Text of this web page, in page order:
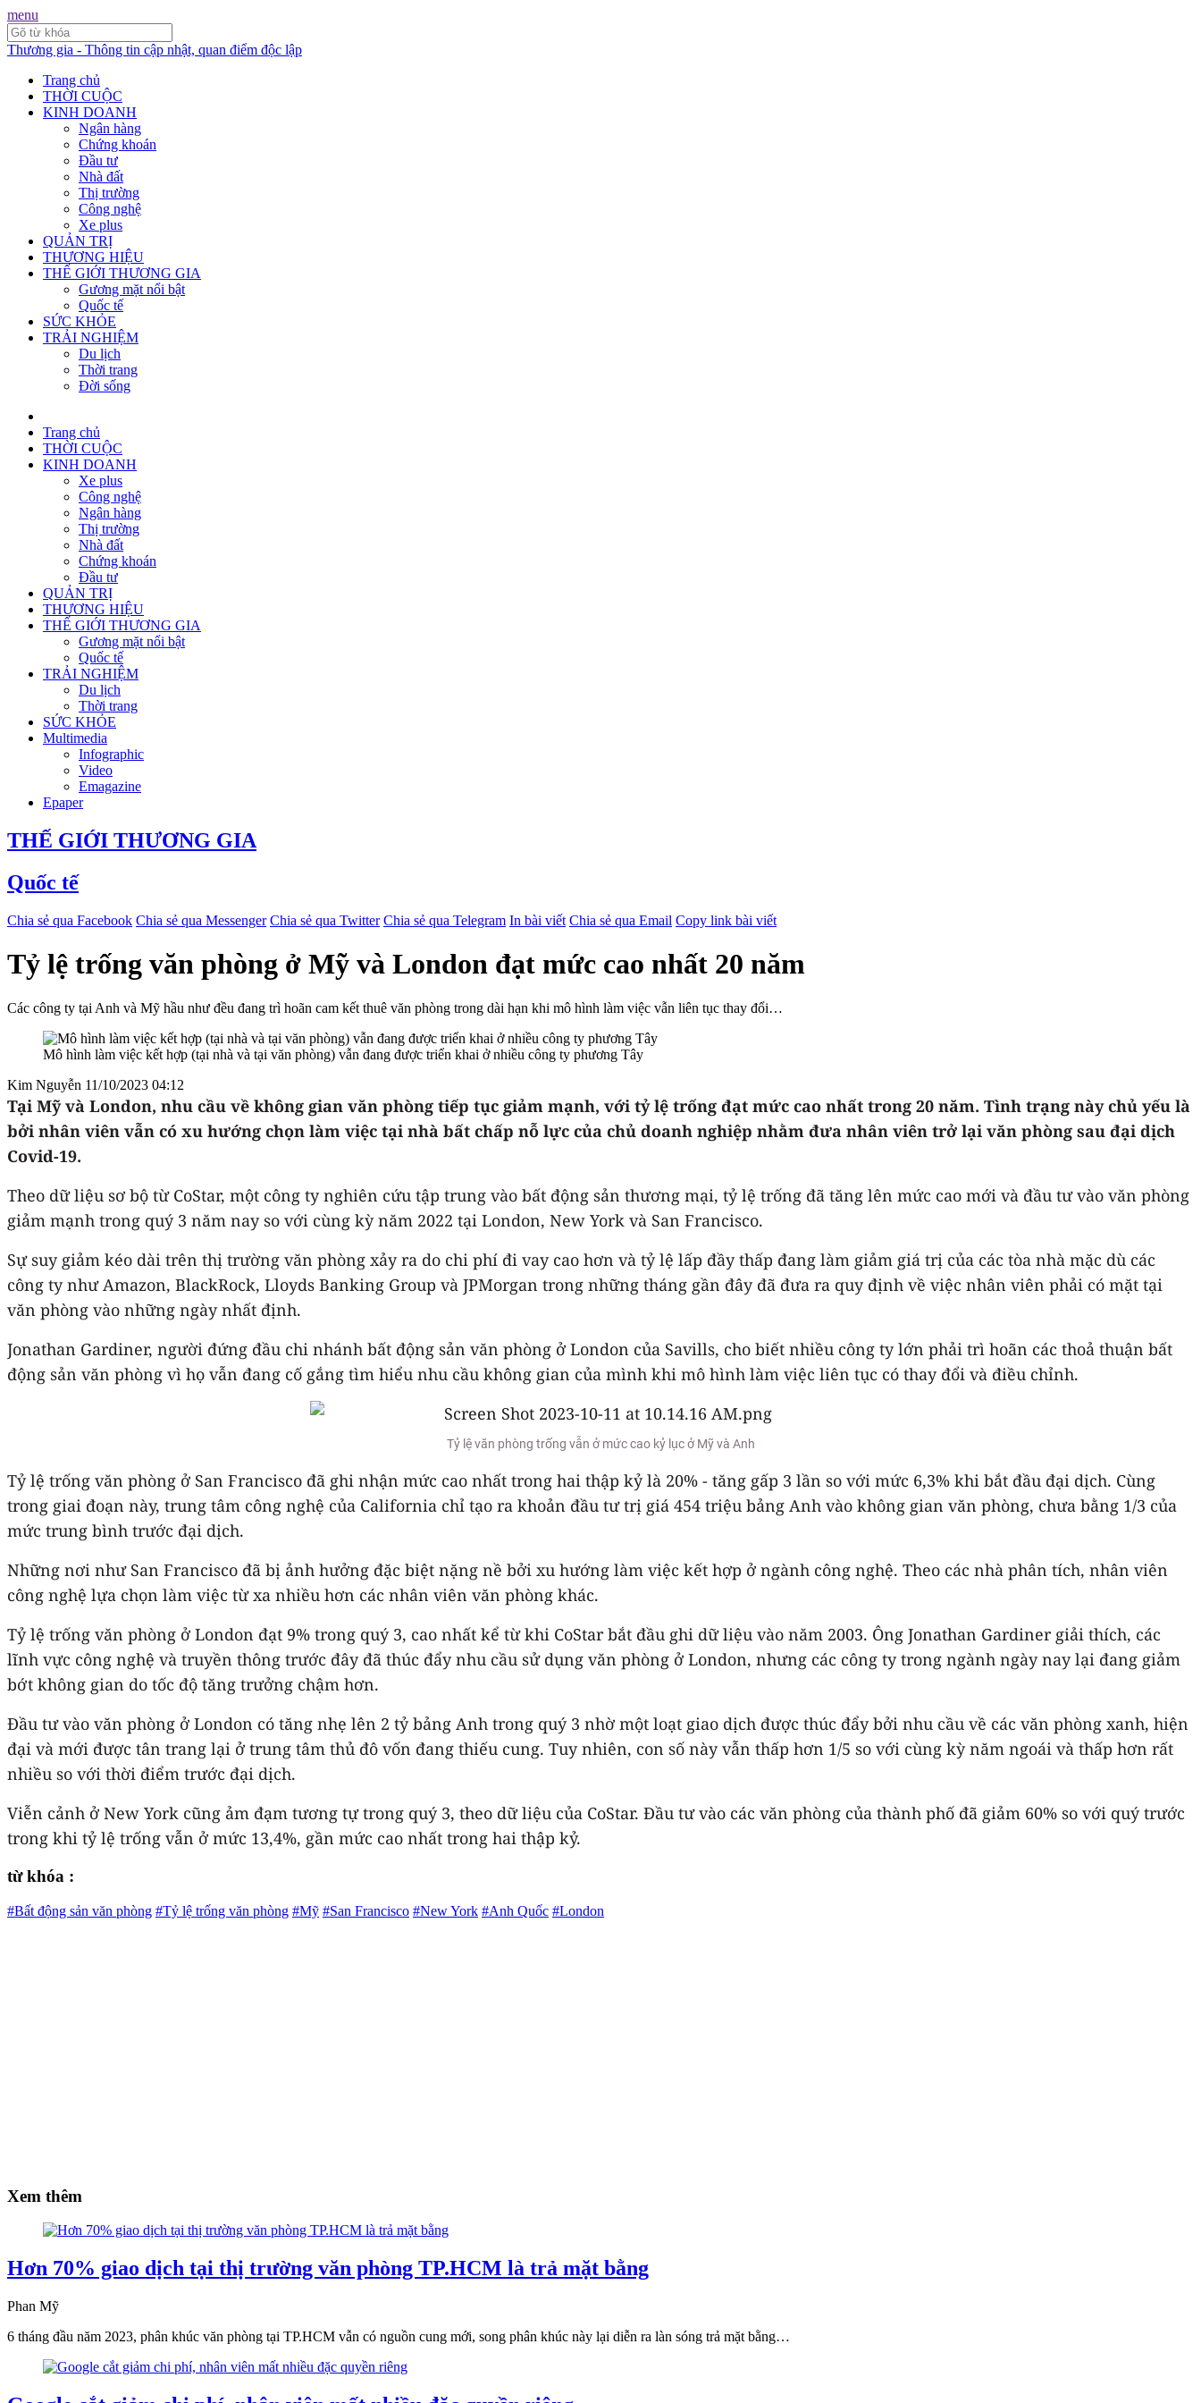
menu
Thương gia - Thông tin cập nhật, quan điểm độc lập
Trang chủ
THỜI CUỘC
KINH DOANH
Ngân hàng
Chứng khoán
Đầu tư
Nhà đất
Thị trường
Công nghệ
Xe plus
QUẢN TRỊ
THƯƠNG HIỆU
THẾ GIỚI THƯƠNG GIA
Gương mặt nổi bật
Quốc tế
SỨC KHỎE
TRẢI NGHIỆM
Du lịch
Thời trang
Đời sống
Trang chủ
THỜI CUỘC
KINH DOANH
Xe plus
Công nghệ
Ngân hàng
Thị trường
Nhà đất
Chứng khoán
Đầu tư
QUẢN TRỊ
THƯƠNG HIỆU
THẾ GIỚI THƯƠNG GIA
Gương mặt nổi bật
Quốc tế
TRẢI NGHIỆM
Du lịch
Thời trang
SỨC KHỎE
Multimedia
Infographic
Video
Emagazine
Epaper
THẾ GIỚI THƯƠNG GIA
Quốc tế
Chia sẻ qua Facebook Chia sẻ qua Messenger Chia sẻ qua Twitter Chia sẻ qua Telegram In bài viết Chia sẻ qua Email Copy link bài viết
Tỷ lệ trống văn phòng ở Mỹ và London đạt mức cao nhất 20 năm
Các công ty tại Anh và Mỹ hầu như đều đang trì hoãn cam kết thuê văn phòng trong dài hạn khi mô hình làm việc vẫn liên tục thay đổi…
Mô hình làm việc kết hợp (tại nhà và tại văn phòng) vẫn đang được triển khai ở nhiều công ty phương Tây
Kim Nguyễn 11/10/2023 04:12
Tại Mỹ và London, nhu cầu về không gian văn phòng tiếp tục giảm mạnh, với tỷ lệ trống đạt mức cao nhất trong 20 năm. Tình trạng này chủ yếu là
bởi nhân viên vẫn có xu hướng chọn làm việc tại nhà bất chấp nỗ lực của chủ doanh nghiệp nhằm đưa nhân viên trở lại văn phòng sau đại dịch
Covid-19.
Theo dữ liệu sơ bộ từ CoStar, một công ty nghiên cứu tập trung vào bất động sản thương mại, tỷ lệ trống đã tăng lên mức cao mới và đầu tư vào văn phòng
giảm mạnh trong quý 3 năm nay so với cùng kỳ năm 2022 tại London, New York và San Francisco.
Sự suy giảm kéo dài trên thị trường văn phòng xảy ra do chi phí đi vay cao hơn và tỷ lệ lấp đầy thấp đang làm giảm giá trị của các tòa nhà mặc dù các
công ty như Amazon, BlackRock, Lloyds Banking Group và JPMorgan trong những tháng gần đây đã đưa ra quy định về việc nhân viên phải có mặt tại
văn phòng vào những ngày nhất định.
Jonathan Gardiner, người đứng đầu chi nhánh bất động sản văn phòng ở London của Savills, cho biết nhiều công ty lớn phải trì hoãn các thoả thuận bất
động sản văn phòng vì họ vẫn đang cố gắng tìm hiểu nhu cầu không gian của mình khi mô hình làm việc liên tục có thay đổi và điều chỉnh.
Tỷ lệ văn phòng trống vẫn ở mức cao kỷ lục ở Mỹ và Anh
Tỷ lệ trống văn phòng ở San Francisco đã ghi nhận mức cao nhất trong hai thập kỷ là 20% - tăng gấp 3 lần so với mức 6,3% khi bắt đầu đại dịch. Cùng
trong giai đoạn này, trung tâm công nghệ của California chỉ tạo ra khoản đầu tư trị giá 454 triệu bảng Anh vào không gian văn phòng, chưa bằng 1/3 của
mức trung bình trước đại dịch.
Những nơi như San Francisco đã bị ảnh hưởng đặc biệt nặng nề bởi xu hướng làm việc kết hợp ở ngành công nghệ. Theo các nhà phân tích, nhân viên
công nghệ lựa chọn làm việc từ xa nhiều hơn các nhân viên văn phòng khác.
Tỷ lệ trống văn phòng ở London đạt 9% trong quý 3, cao nhất kể từ khi CoStar bắt đầu ghi dữ liệu vào năm 2003. Ông Jonathan Gardiner giải thích, các
lĩnh vực công nghệ và truyền thông trước đây đã thúc đẩy nhu cầu sử dụng văn phòng ở London, nhưng các công ty trong ngành ngày nay lại đang giảm
bớt không gian do tốc độ tăng trưởng chậm hơn.
Đầu tư vào văn phòng ở London có tăng nhẹ lên 2 tỷ bảng Anh trong quý 3 nhờ một loạt giao dịch được thúc đẩy bởi nhu cầu về các văn phòng xanh, hiện
đại và mới được tân trang lại ở trung tâm thủ đô vốn đang thiếu cung. Tuy nhiên, con số này vẫn thấp hơn 1/5 so với cùng kỳ năm ngoái và thấp hơn rất
nhiều so với thời điểm trước đại dịch.
Viễn cảnh ở New York cũng ảm đạm tương tự trong quý 3, theo dữ liệu của CoStar. Đầu tư vào các văn phòng của thành phố đã giảm 60% so với quý trước
trong khi tỷ lệ trống vẫn ở mức 13,4%, gần mức cao nhất trong hai thập kỷ.
từ khóa :
#Bất động sản văn phòng #Tỷ lệ trống văn phòng #Mỹ #San Francisco #New York #Anh Quốc #London
Xem thêm
Hơn 70% giao dịch tại thị trường văn phòng TP.HCM là trả mặt bằng
Phan Mỹ
6 tháng đầu năm 2023, phân khúc văn phòng tại TP.HCM vẫn có nguồn cung mới, song phân khúc này lại diễn ra làn sóng trả mặt bằng…